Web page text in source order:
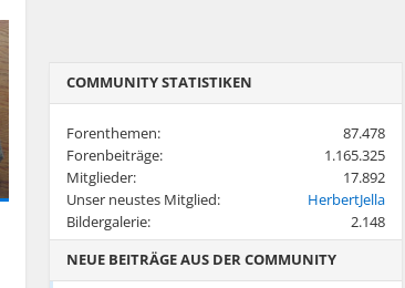
COMMUNITY STATISTIKEN
Forenthemen:
87.478
Forenbeiträge:
1.165.325
Mitglieder:
17.892
Unser neustes Mitglied:
HerbertJella
Bildergalerie:
2.148
NEUE BEITRÄGE AUS DER COMMUNITY